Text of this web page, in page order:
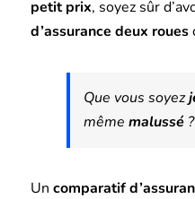
petit prix, soyez sûr
d’assurance deux roues
Que vous soyez
même malussé ?
Un comparatif